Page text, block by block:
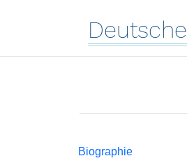
Deutsche
Biographie